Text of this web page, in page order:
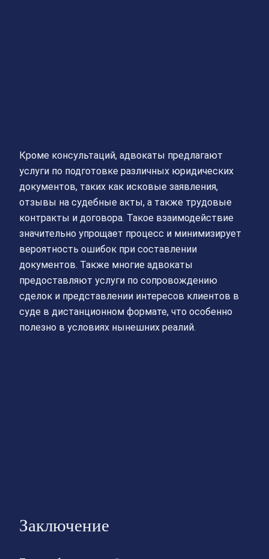
Кроме консультаций, адвокаты предлагают
услуги по подготовке различных юридических
документов, таких как исковые заявления,
отзывы на судебные акты, а также трудовые
контракты и договора. Такое взаимодействие
значительно упрощает процесс и минимизирует
вероятность ошибок при составлении
документов. Также многие адвокаты
предоставляют услуги по сопровождению
сделок и представлении интересов клиентов в
суде в дистанционном формате, что особенно
полезно в условиях нынешних реалий.
Заключение